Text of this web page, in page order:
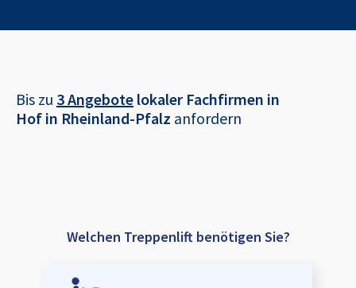
Bis zu 3 Angebote lokaler Fachfirmen in
Hof in Rheinland-Pfalz anfordern
Welchen Treppenlift benötigen Sie?